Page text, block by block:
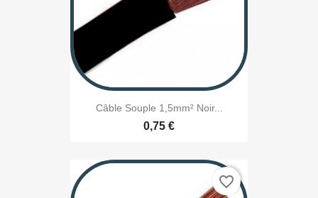
Câble Souple 1,5mm² Noir...
0,75 €
favorite_border